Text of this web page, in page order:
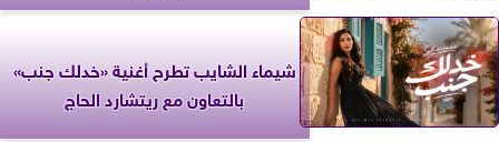
شيماء الشايب تطرح أغنية «خدلك جنب»
بالتعاون مع ريتشارد الحاج